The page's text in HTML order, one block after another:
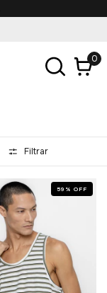
0
Filtrar
59 % OFF